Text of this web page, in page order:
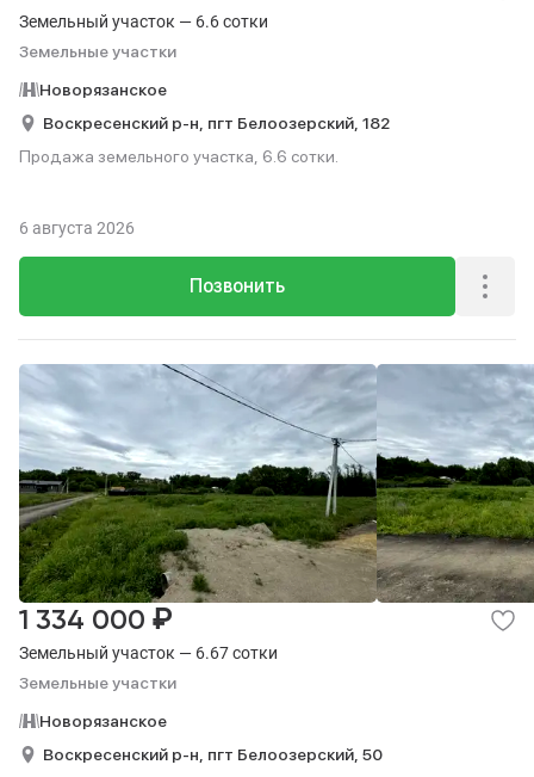
Земельный участок — 6.6 сотки
Земельные участки
Новорязанское
Воскресенский р-н, пгт Белоозерский, 182
Продажа земельного участка, 6.6 сотки.
Позвонить
6 августа 2026
Земельный участок — 6.67 сотки
Земельные участки
1 334 000 ₽
Новорязанское
Воскресенский р-н, пгт Белоозерский, 50